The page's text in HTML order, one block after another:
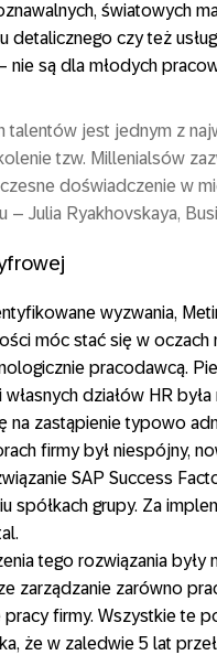
światowych
detalicznego czy też
nie są dla młodych
talentów jest jednym z
tzw. Millenialsów
doświadczenie w
– Julia Ryakhovskaya,
wyzwania,
móc stać się w oczach
pracodawcą.
działów HR
na zastąpienie typowo
firmy był niespójny,
SAP Success
spółkach grupy. Za
tego rozwiązania były
zarządzanie zarówno
firmy. Wszystkie te
że w zaledwie 5 lat